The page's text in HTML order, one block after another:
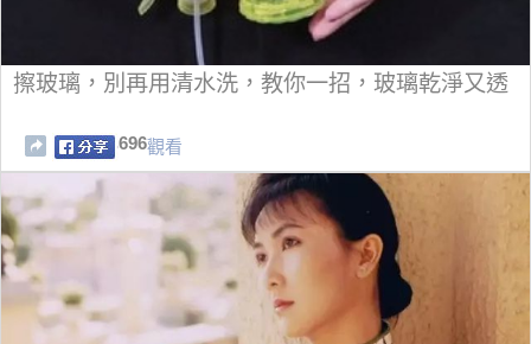
擦玻璃，別再用清水洗，教你一招，玻璃乾淨又透
696觀看